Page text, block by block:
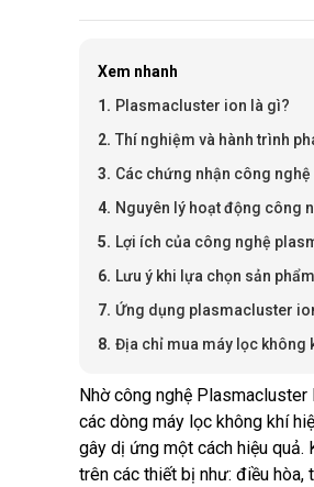
Xem nhanh
Plasmacluster ion là gì?
Thí nghiệm và hành trình
Các chứng nhận công
Nguyên lý hoạt động công
Lợi ích của công nghệ
Lưu ý khi lựa chọn sản
Ứng dụng plasmacluster
Địa chỉ mua máy lọc không
Nhờ công nghệ
các dòng máy lọc không khí
gây dị ứng một cách hiệu quả.
trên các thiết bị như: điều hòa,